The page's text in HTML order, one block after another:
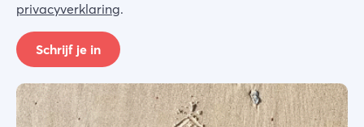
privacyverklaring.
Schrijf je in